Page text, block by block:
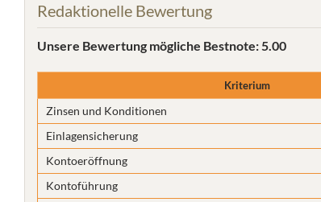
Redaktionelle Bewertung
Unsere Bewertung mögliche Bestnote: 5.00
Kriterium
Zinsen und Konditionen
Einlagensicherung
Kontoeröffnung
Kontoführung